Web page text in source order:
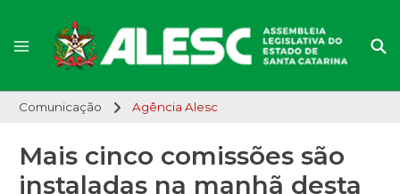
Comunicação Agência Alesc
Mais cinco comissões são
instaladas na manhã desta